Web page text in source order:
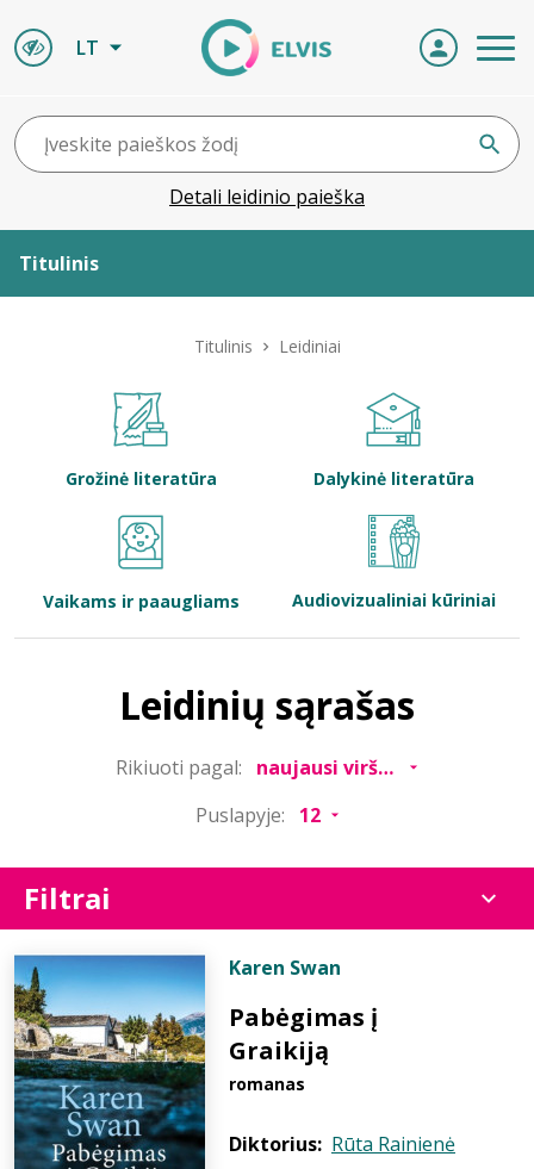
LT
Detali leidinio paieška
Titulinis
Bibliotekoms
Titulinis Leidiniai
Grožinė literatūra Dalykinė literatūra
Vaikams ir paaugliams Audiovizualiniai kūriniai
Leidinių sąrašas
Rikiuoti pagal:
Puslapyje:
Filtrai
Karen Swan
Pabėgimas į
Graikiją
romanas
Diktorius: Rūta Rainienė